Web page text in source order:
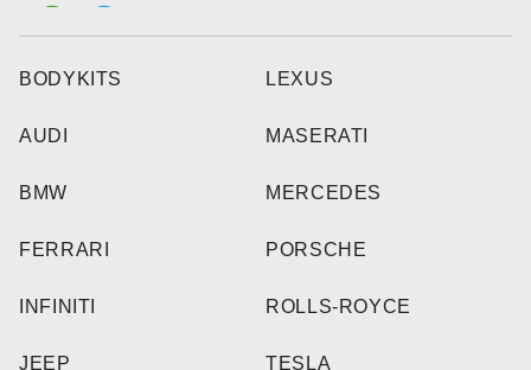
BODYKITS
AUDI
BMW
FERRARI
INFINITI
JEEP
LEXUS
MASERATI
MERCEDES
PORSCHE
ROLLS-ROYCE
TESLA